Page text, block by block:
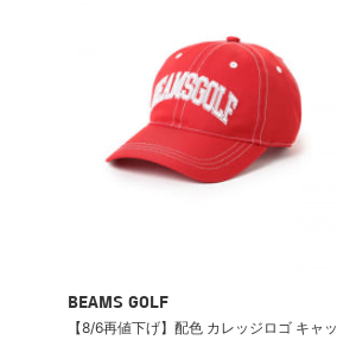
BEAMS GOLF
【8/6再値下げ】配色 カレッジロゴ キャッ